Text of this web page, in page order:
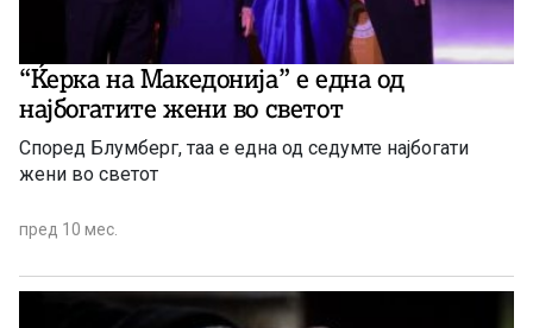
“Ќерка на Македонија” е една од
најбогатите жени во светот
Според Блумберг, таа е една од седумте најбогати
жени во светот
пред 10 мес.